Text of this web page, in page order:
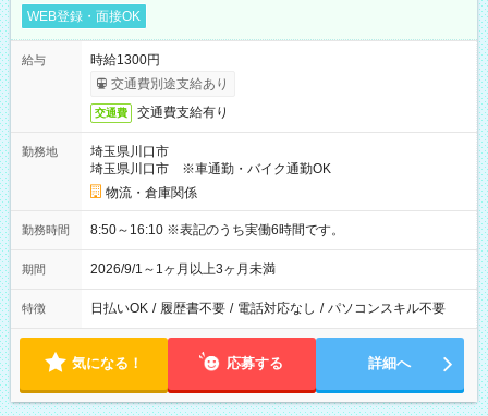
WEB登録・面接OK
給与
時給1300円
交通費別途支給あり
交通費 交通費支給有り
勤務地
埼玉県川口市
埼玉県川口市 ※車通勤・バイク通勤OK
物流・倉庫関係
勤務時間 8:50～16:10 ※表記のうち実働6時間です。
期間 2026/9/1～1ヶ月以上3ヶ月未満
特徴 日払いOK / 履歴書不要 / 電話対応なし / パソコンスキル不要
気になる！ 応募する 詳細へ